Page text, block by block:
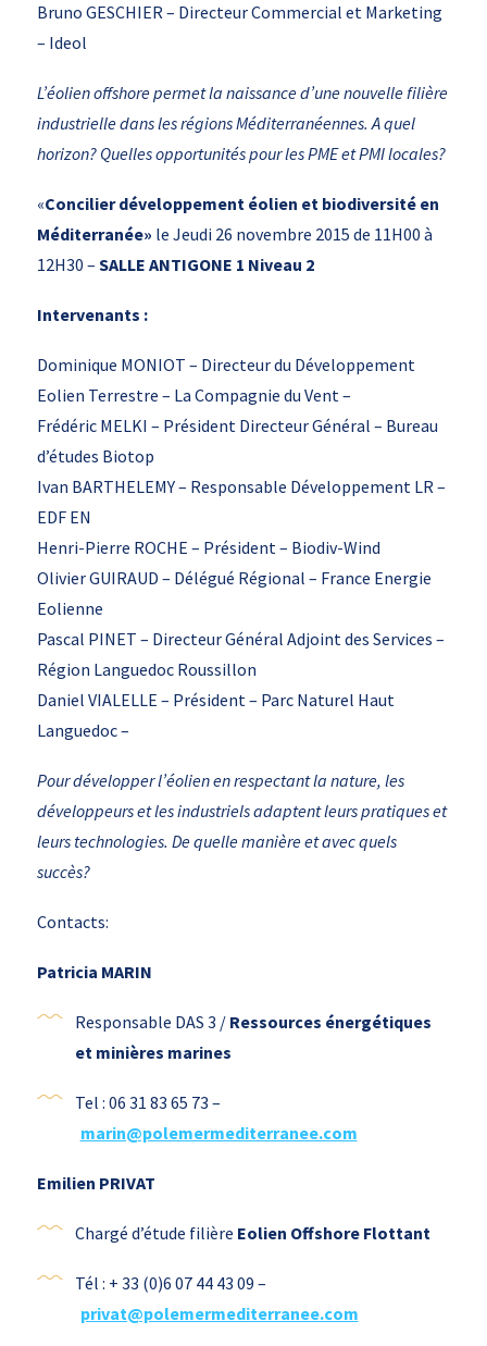
Bruno GESCHIER – Directeur Commercial et Marketing
– Ideol
L’éolien offshore permet la naissance d’une nouvelle filière
industrielle dans les régions Méditerranéennes. A quel
horizon? Quelles opportunités pour les PME et PMI locales?
«Concilier développement éolien et biodiversité en
Méditerranée» le Jeudi 26 novembre 2015 de 11H00 à
12H30 – SALLE ANTIGONE 1 Niveau 2
Intervenants :
Dominique MONIOT – Directeur du Développement
Eolien Terrestre – La Compagnie du Vent –
Frédéric MELKI – Président Directeur Général – Bureau
d’études Biotop
Ivan BARTHELEMY – Responsable Développement LR –
EDF EN
Henri-Pierre ROCHE – Président – Biodiv-Wind
Olivier GUIRAUD – Délégué Régional – France Energie
Eolienne
Pascal PINET – Directeur Général Adjoint des Services –
Région Languedoc Roussillon
Daniel VIALELLE – Président – Parc Naturel Haut
Languedoc –
Pour développer l’éolien en respectant la nature, les
développeurs et les industriels adaptent leurs pratiques et
leurs technologies. De quelle manière et avec quels
succès?
Contacts:
Patricia MARIN
Responsable DAS 3 / Ressources énergétiques
et minières marines
Tel : 06 31 83 65 73 –
marin@polemermediterranee.com
Emilien PRIVAT
Chargé d’étude filière Eolien Offshore Flottant
Tél : + 33 (0)6 07 44 43 09 –
privat@polemermediterranee.com